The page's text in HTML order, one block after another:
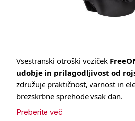
Vsestranski otroški voziček
udobje in prilagodljivost od
združuje praktičnost, varnost in
brezskrbne sprehode vsak dan.
Preberite več